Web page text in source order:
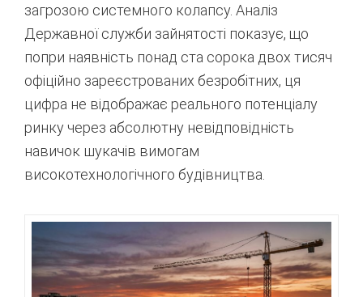
загрозою системного колапсу. Аналіз
Державної служби зайнятості показує, що
попри наявність понад ста сорока двох тисяч
офіційно зареєстрованих безробітних, ця
цифра не відображає реального потенціалу
ринку через абсолютну невідповідність
навичок шукачів вимогам
високотехнологічного будівництва